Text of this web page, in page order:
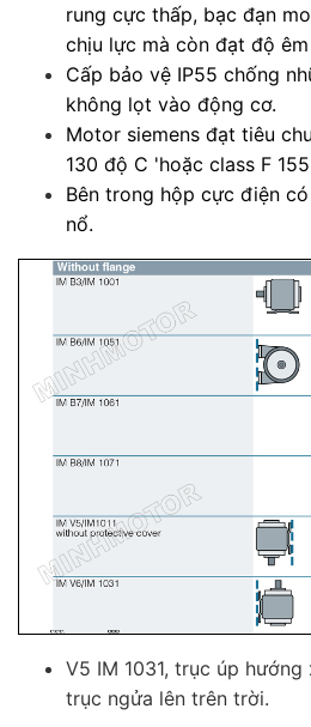
rung cực thấp, bạc đạn
chịu lực mà còn đạt độ
Cấp bảo vệ IP55 chống
không lọt vào động cơ.
Motor siemens đạt tiêu
130 độ C 'hoặc class F
Bên trong hộp cực điện
nổ.
V5 IM 1031, trục úp hướng
trục ngửa lên trên trời.